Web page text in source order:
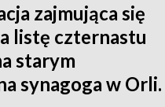
zajmująca się
listę czternastu
starym
synagoga w Orli.